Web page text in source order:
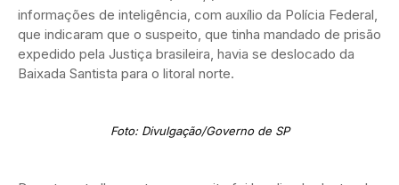
informações de inteligência, com auxílio da Polícia Federal,
que indicaram que o suspeito, que tinha mandado de prisão
expedido pela Justiça brasileira, havia se deslocado da
Baixada Santista para o litoral norte.
Foto: Divulgação/Governo de SP